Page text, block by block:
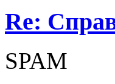
Re:
SPAM